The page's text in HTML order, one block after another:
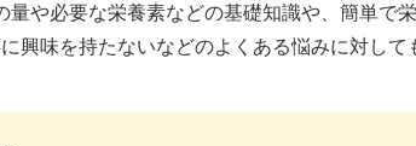
量や必要な栄養素などの基礎知識や、簡単で
興味を持たないなどのよくある悩みに対し